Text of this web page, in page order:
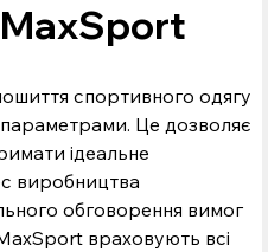
MaxSport
спортивного одягу
параметрами. Це дозволяє
ідеальне
виробництва
обговорення вимог
враховують всі